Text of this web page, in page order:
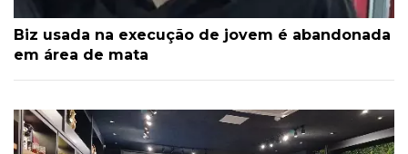
Biz usada na execução de jovem é abandonada
em área de mata